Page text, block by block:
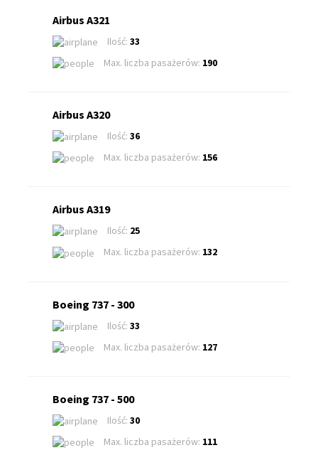
Airbus A321
Ilość: 33
Max. liczba pasażerów: 190
Airbus A320
Ilość: 36
Max. liczba pasażerów: 156
Airbus A319
Ilość: 25
Max. liczba pasażerów: 132
Boeing 737 - 300
Ilość: 33
Max. liczba pasażerów: 127
Boeing 737 - 500
Ilość: 30
Max. liczba pasażerów: 111